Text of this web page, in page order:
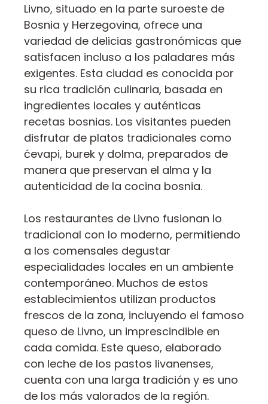
Livno, situado en la parte suroeste de
Bosnia y Herzegovina, ofrece una
variedad de delicias gastronómicas que
satisfacen incluso a los paladares más
exigentes. Esta ciudad es conocida por
su rica tradición culinaria, basada en
ingredientes locales y auténticas
recetas bosnias. Los visitantes pueden
disfrutar de platos tradicionales como
ćevapi, burek y dolma, preparados de
manera que preservan el alma y la
autenticidad de la cocina bosnia.
Los restaurantes de Livno fusionan lo
tradicional con lo moderno, permitiendo
a los comensales degustar
especialidades locales en un ambiente
contemporáneo. Muchos de estos
establecimientos utilizan productos
frescos de la zona, incluyendo el famoso
queso de Livno, un imprescindible en
cada comida. Este queso, elaborado
con leche de los pastos livanenses,
cuenta con una larga tradición y es uno
de los más valorados de la región.